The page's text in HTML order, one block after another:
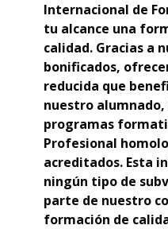
Internacional de
tu alcance una
calidad. Gracias a
bonificados,
reducida que
nuestro
programas
Profesional
acreditados. Esta
ningún tipo de
parte de nuestro
formación de